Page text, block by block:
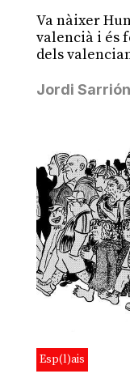
Va nàixer
valencià i és
dels
Jordi
Esp(l)ais